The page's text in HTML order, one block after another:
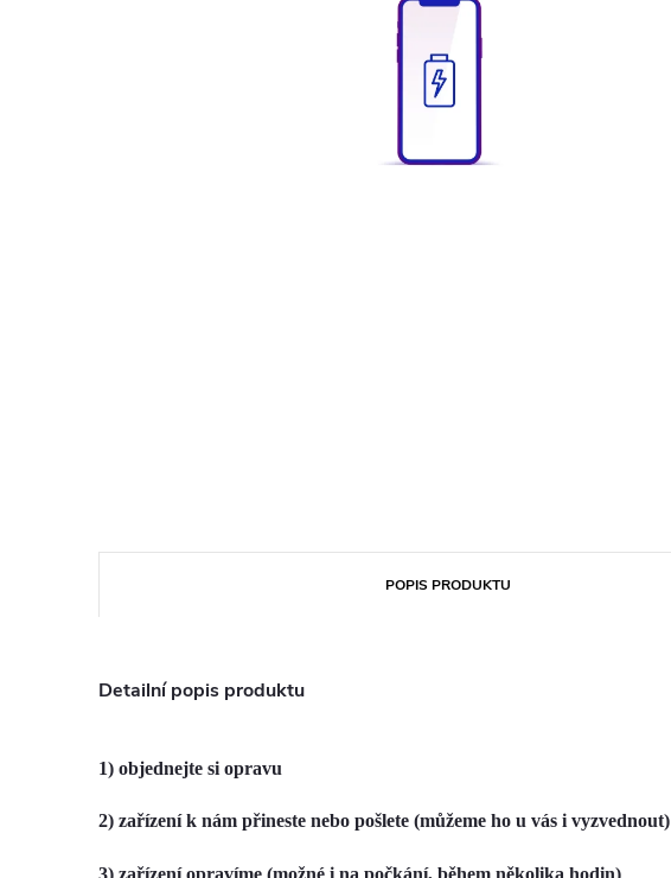
POPIS PRODUKTU
Detailní popis produktu
1) objednejte si opravu
2) zařízení k nám přineste nebo pošlete (můžeme ho u vás i vyzvednout)
3) zařízení opravíme (možné i na počkání, během několika hodin)